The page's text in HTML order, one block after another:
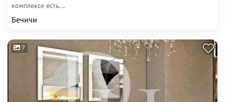
комплексе есть...
Бечичи
7